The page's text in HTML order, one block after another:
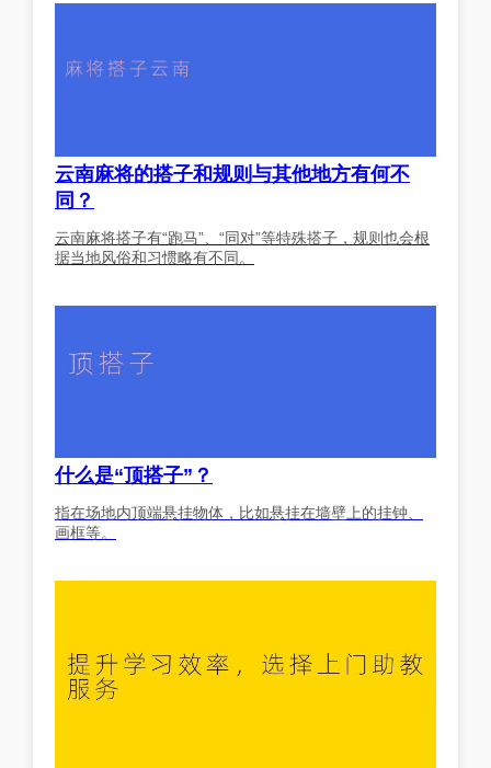
云南麻将的搭子和规则与其他地方有何不
同？
云南麻将搭子有“跑马”、“同对”等特殊搭子，规则也会根
据当地风俗和习惯略有不同。
什么是“顶搭子”？
指在场地内顶端悬挂物体，比如悬挂在墙壁上的挂钟、
画框等。